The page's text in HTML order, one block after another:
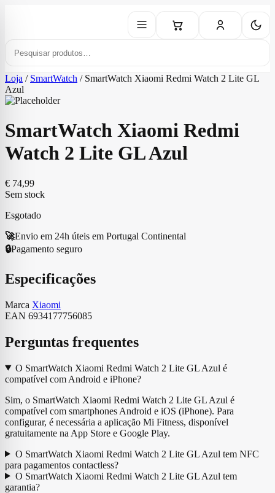
Loja / SmartWatch / SmartWatch Xiaomi Redmi Watch 2 Lite GL
Azul
SmartWatch Xiaomi Redmi
Watch 2 Lite GL Azul
€ 74,99
Sem stock
Esgotado
🚀Envio em 24h úteis em Portugal Continental
🔒Pagamento seguro
Especificações
Marca Xiaomi
EAN 6934177756085
Perguntas frequentes
O SmartWatch Xiaomi Redmi Watch 2 Lite GL Azul é
compatível com Android e iPhone?
Sim, o SmartWatch Xiaomi Redmi Watch 2 Lite GL Azul é
compatível com smartphones Android e iOS (iPhone). Para
configurar, é necessária a aplicação Mi Fitness, disponível
gratuitamente na App Store e Google Play.
O SmartWatch Xiaomi Redmi Watch 2 Lite GL Azul tem NFC
para pagamentos contactless?
O SmartWatch Xiaomi Redmi Watch 2 Lite GL Azul tem
garantia?